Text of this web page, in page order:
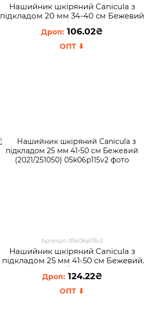
Нашийник шкіряний Canicula з
пiдкладом 20 мм 34-40 см Бежевий
(2021/201050)
106.02₴
Артикул: 05k06p115v2
Нашийник шкіряний Canicula з
пiдкладом 25 мм 41-50 см Бежевий
(2021/251050)
124.22₴